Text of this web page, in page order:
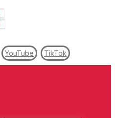
YouTube TikTok